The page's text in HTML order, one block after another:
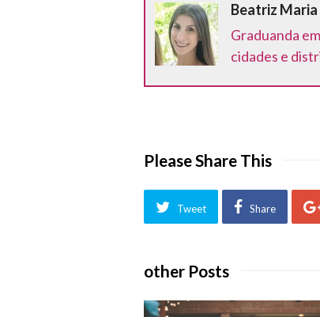
Beatriz
Graduanda
cidades e
Please Share This
Tweet Share
other Posts